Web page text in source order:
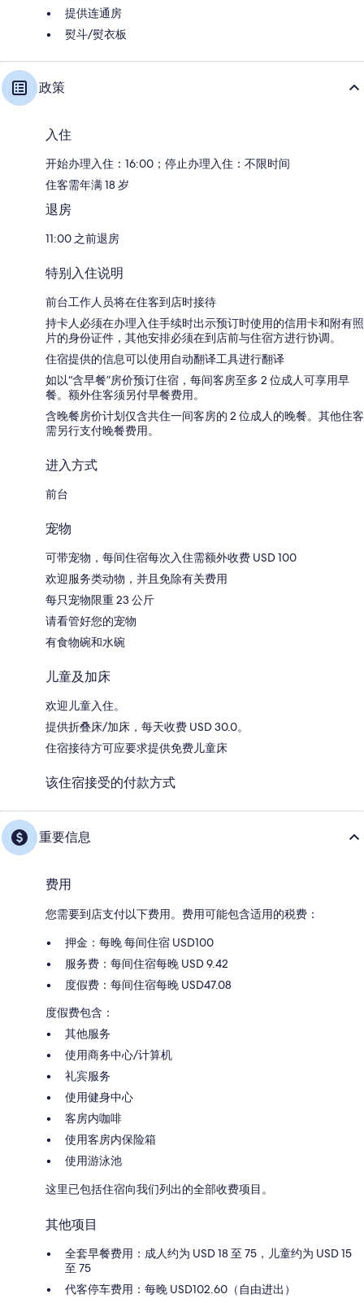
提供连通房
熨斗/熨衣板
政策
入住
开始办理入住：16:00；停止办理入住：不限时间
住客需年满 18 岁
退房
11:00 之前退房
特别入住说明
前台工作人员将在住客到店时接待
持卡人必须在办理入住手续时出示预订时使用的信用卡和附有照
片的身份证件，其他安排必须在到店前与住宿方进行协调。
住宿提供的信息可以使用自动翻译工具进行翻译
如以“含早餐”房价预订住宿，每间客房至多 2 位成人可享用早
餐。额外住客须另付早餐费用。
含晚餐房价计划仅含共住一间客房的 2 位成人的晚餐。其他住客
需另行支付晚餐费用。
进入方式
前台
宠物
可带宠物，每间住宿每次入住需额外收费 USD 100
欢迎服务类动物，并且免除有关费用
每只宠物限重 23 公斤
请看管好您的宠物
有食物碗和水碗
儿童及加床
欢迎儿童入住。
提供折叠床/加床，每天收费 USD 30.0。
住宿接待方可应要求提供免费儿童床
该住宿接受的付款方式
重要信息
费用
您需要到店支付以下费用。费用可能包含适用的税费：
押金：每晚 每间住宿 USD100
服务费：每间住宿每晚 USD 9.42
度假费：每间住宿每晚 USD47.08
度假费包含：
其他服务
使用商务中心/计算机
礼宾服务
使用健身中心
客房内咖啡
使用客房内保险箱
使用游泳池
这里已包括住宿向我们列出的全部收费项目。
其他项目
全套早餐费用：成人约为 USD 18 至 75，儿童约为 USD 15
至 75
代客停车费用：每晚 USD102.60（自由进出）